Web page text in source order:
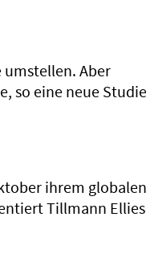
umstellen. Aber
so eine neue
ihrem globalen
Tillmann